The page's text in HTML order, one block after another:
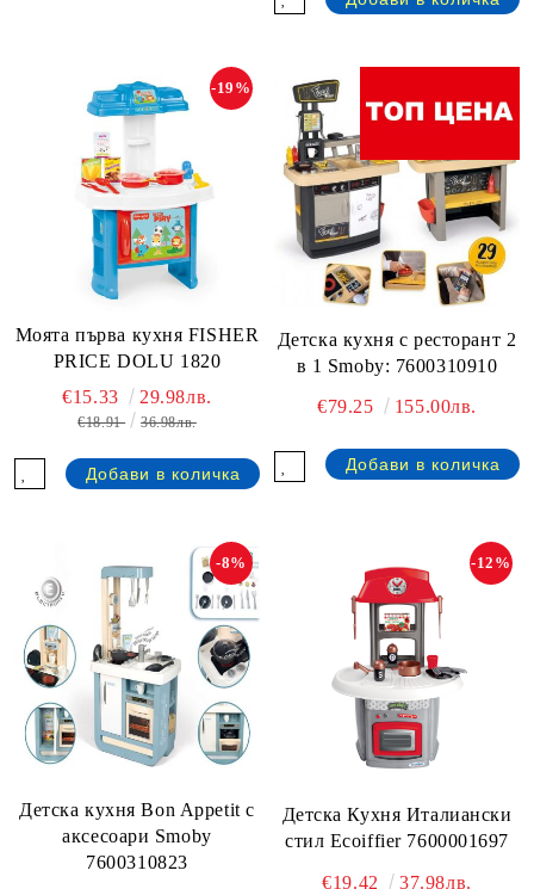
Моята първа кухня FISHER
PRICE DOLU 1820
-19%
€15.33 29.98лв.
€18.91 36.98лв.
Детска кухня с ресторант 2
в 1 Smoby: 7600310910
€79.25
155.00лв.
Детска кухня Bon Appetit с
аксесоари Smoby
7600310823
-8%
Детска Кухня Италиански
стил Ecoiffier 7600001697
-12%
€19.42 37.98лв.